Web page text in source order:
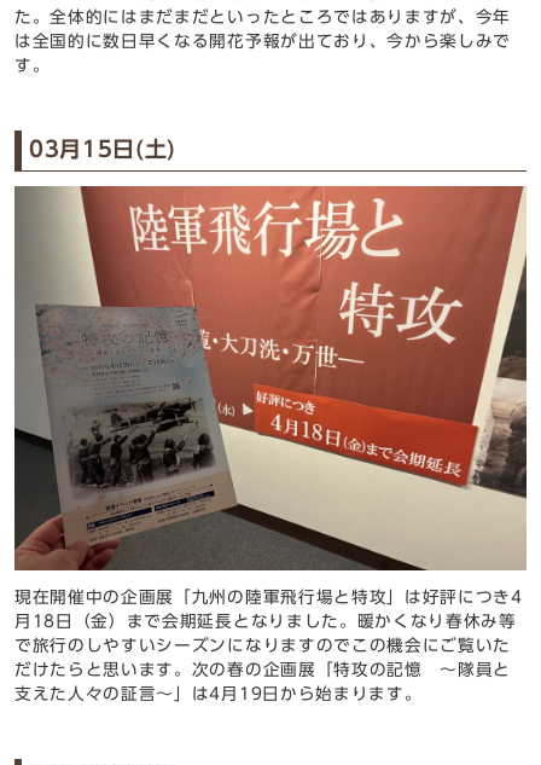
た。全体的にはまだまだといったところではありますが、今年
は全国的に数日早くなる開花予報が出ており、今から楽しみで
す。
03月15日(土)
現在開催中の企画展「九州の陸軍飛行場と特攻」は好評につき4
月18日（金）まで会期延長となりました。暖かくなり春休み等
で旅行のしやすいシーズンになりますのでこの機会にご覧いた
だけたらと思います。次の春の企画展「特攻の記憶 ～隊員と
支えた人々の証言～」は4月19日から始まります。